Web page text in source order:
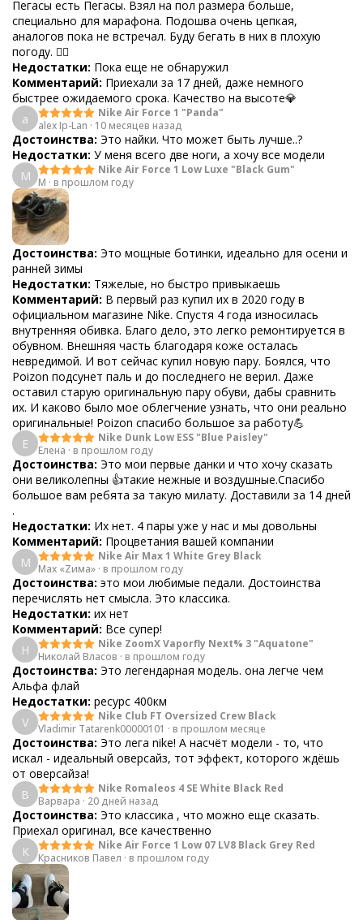
Пегасы есть Пегасы. Взял на пол размера больше,
специально для марафона. Подошва очень цепкая,
аналогов пока не встречал. Буду бегать в них в плохую
погоду. 👌🏻
Недостатки: Пока еще не обнаружил
Комментарий: Приехали за 17 дней, даже немного
быстрее ожидаемого срока. Качество на высоте💎
a
Nike Air Force 1 "Panda"
alex Ip-Lan · 10 месяцев назад
Достоинства: Это найки. Что может быть лучше..?
Недостатки: У меня всего две ноги, а хочу все модели
M
Nike Air Force 1 Low Luxe "Black Gum"
M · в прошлом году
Достоинства: Это мощные ботинки, идеально для осени и
ранней зимы
Недостатки: Тяжелые, но быстро привыкаешь
Комментарий: В первый раз купил их в 2020 году в
официальном магазине Nike. Спустя 4 года износилась
внутренняя обивка. Благо дело, это легко ремонтируется в
обувном. Внешняя часть благодаря коже осталась
невредимой. И вот сейчас купил новую пару. Боялся, что
Poizon подсунет паль и до последнего не верил. Даже
оставил старую оригинальную пару обуви, дабы сравнить
их. И каково было мое облегчение узнать, что они реально
оригинальные! Poizon спасибо большое за работу💪
Е
Nike Dunk Low ESS "Blue Paisley"
Елена · в прошлом году
Достоинства: Это мои первые данки и что хочу сказать
они великолепны 👍такие нежные и воздушные.Спасибо
большое вам ребята за такую милату. Доставили за 14 дней
.
Недостатки: Их нет. 4 пары уже у нас и мы довольны
Комментарий: Процветания вашей компании
M
Nike Air Max 1 White Grey Black
Max «Zима» · в прошлом году
Достоинства: это мои любимые педали. Достоинства
перечислять нет смысла. Это классика.
Недостатки: их нет
Комментарий: Все супер!
Н
Nike ZoomX Vaporfly Next% 3 "Aquatone"
Николай Власов · в прошлом году
Достоинства: Это легендарная модель. она легче чем
Альфа флай
Недостатки: ресурс 400км
V
Nike Club FT Oversized Crew Black
Vladimir Tatarenk00000101 · в прошлом месяце
Достоинства: Это лега nike! А насчёт модели - то, что
искал - идеальный оверсайз, тот эффект, которого ждёшь
от оверсайза!
В
Nike Romaleos 4 SE White Black Red
Варвара · 20 дней назад
Достоинства: Это классика , что можно еще сказать.
Приехал оригинал, все качественно
К
Nike Air Force 1 Low 07 LV8 Black Grey Red
Красников Павел · в прошлом году